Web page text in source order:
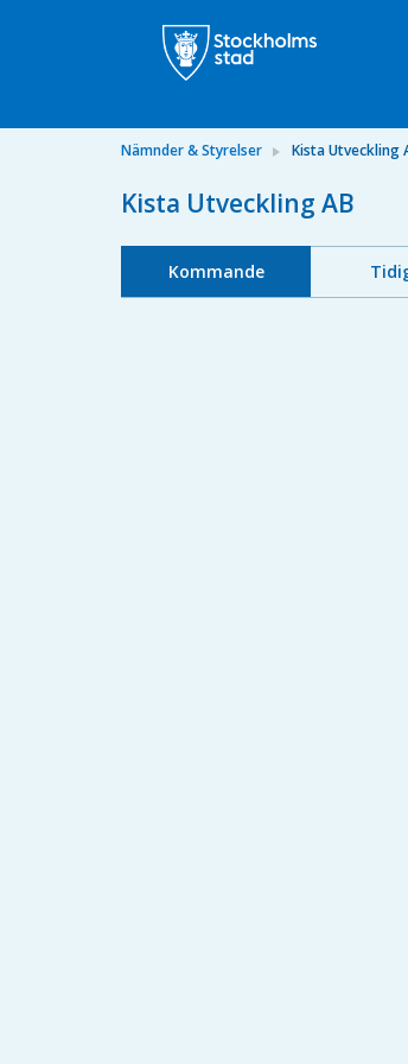
Nämnder & Styrelser Kista Utveckling
Kista Utveckling AB
Kommande